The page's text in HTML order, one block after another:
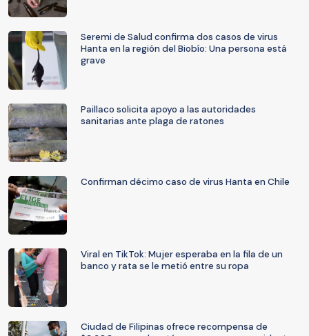
Seremi de Salud confirma dos casos de virus
Hanta en la región del Biobío: Una persona está
grave
Paillaco solicita apoyo a las autoridades
sanitarias ante plaga de ratones
Confirman décimo caso de virus Hanta en Chile
Viral en TikTok: Mujer esperaba en la fila de un
banco y rata se le metió entre su ropa
Ciudad de Filipinas ofrece recompensa de